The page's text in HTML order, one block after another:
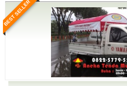
BEST SELLER